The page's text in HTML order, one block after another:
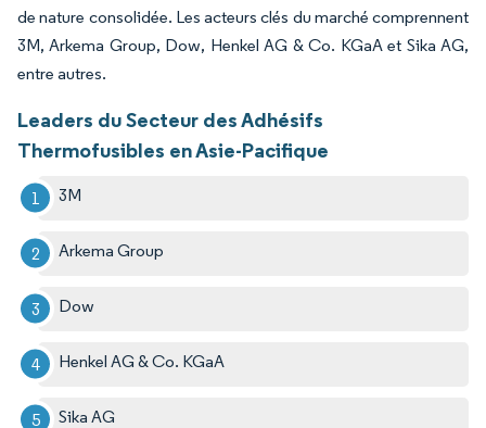
de nature consolidée. Les acteurs clés du marché comprennent
3M, Arkema Group, Dow, Henkel AG & Co. KGaA et Sika AG,
entre autres.
Leaders du Secteur des Adhésifs
Thermofusibles en Asie-Pacifique
3M
Arkema Group
Dow
Henkel AG & Co. KGaA
Sika AG